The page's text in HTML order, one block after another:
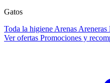
Gatos
Toda la higiene Arenas Areneras
Ver ofertas Promociones y